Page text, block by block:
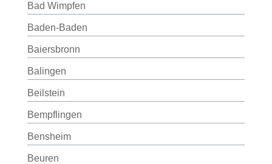
Bad Wimpfen
Baden-Baden
Baiersbronn
Balingen
Beilstein
Bempflingen
Bensheim
Beuren